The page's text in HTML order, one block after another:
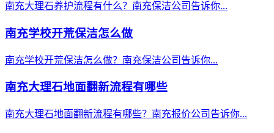
南充大理石养护流程有什么？南充保洁公司告诉你...
南充学校开荒保洁怎么做
南充学校开荒保洁怎么做？南充保洁公司告诉你...
南充大理石地面翻新流程有哪些
南充大理石地面翻新流程有哪些？南充报价公司告诉你...